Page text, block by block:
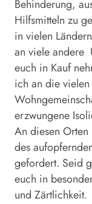
Behinderung,
Hilfsmitteln zu
in vielen
an viele andere
euch in Kauf
ich an die
erzwungene
An diesen
des
gefordert. Seid
euch in
und Zärtlichkeit.